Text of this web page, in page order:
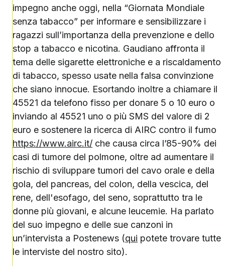
impegno anche oggi, nella “Giornata Mondiale
senza tabacco” per informare e sensibilizzare i
ragazzi sull’importanza della prevenzione e dello
stop a tabacco e nicotina. Gaudiano affronta il
tema delle sigarette elettroniche e a riscaldamento
di tabacco, spesso usate nella falsa convinzione
che siano innocue. Esortando inoltre a chiamare il
45521 da telefono fisso per donare 5 o 10 euro o
inviando al 45521 uno o più SMS del valore di 2
euro e sostenere la ricerca di AIRC contro il fumo
https://www.airc.it/ che causa circa l’85-90% dei
casi di tumore del polmone, oltre ad aumentare il
rischio di sviluppare tumori del cavo orale e della
gola, del pancreas, del colon, della vescica, del
rene, dell'esofago, del seno, soprattutto tra le
donne più giovani, e alcune leucemie. Ha parlato
del suo impegno e delle sue canzoni in
un’intervista a Postenews (qui potete trovare tutte
le interviste del nostro sito).